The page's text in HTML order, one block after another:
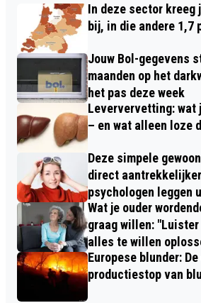
In deze sector kreeg
bij, in die andere 1,7
Jouw Bol-gegevens
maanden op het
het pas deze week
Leververvetting:
– en wat alleen loze
Deze simpele
direct
psychologen leggen
Wat je ouder
graag willen:
alles te willen
Europese blunder:
productiestop van